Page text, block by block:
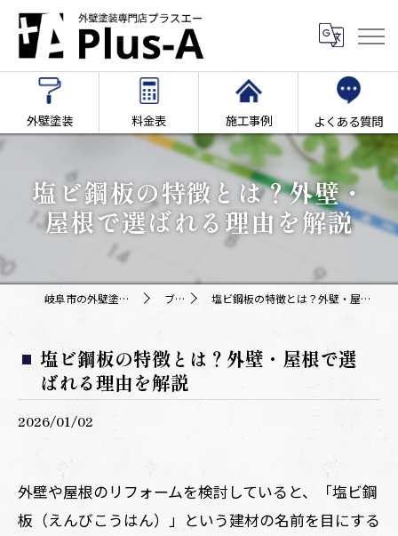
外壁塗装 料金表 施工事例 よくある質問
塩ビ鋼板の特徴とは？外壁・
屋根で選ばれる理由を解説
岐阜市の外壁塗装専門店Plus-A ブログ 塩ビ鋼板の特徴とは？外壁・屋根で選ばれる理由を解説
塩ビ鋼板の特徴とは？外壁・屋根で選
ばれる理由を解説
2026/01/02
外壁や屋根のリフォームを検討していると、「塩ビ鋼
板（えんびこうはん）」という建材の名前を目にする